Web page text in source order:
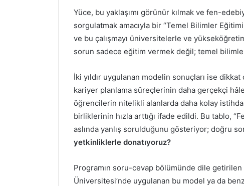
Yüce, bu yaklaşımı görünür kılmak ve fen-
sorgulatmak amacıyla bir “Temel Bilimler Eğitimi
ve bu çalışmayı üniversitelerle ve
sorun sadece eğitim vermek değil; temel
İki yıldır uygulanan modelin sonuçları ise
kariyer planlama süreçlerinin daha gerçekçi
öğrencilerin nitelikli alanlarda daha kolay
birliklerinin hızla arttığı ifade edildi. Bu tablo,
aslında yanlış sorulduğunu gösteriyor; doğru
yetkinliklerle donatıyoruz?
Programın soru-cevap bölümünde dile getirilen
Üniversitesi’nde uygulanan bu model ya da